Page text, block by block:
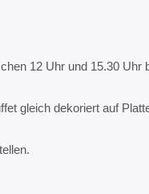
12 Uhr und 15.30 Uhr
gleich dekoriert auf